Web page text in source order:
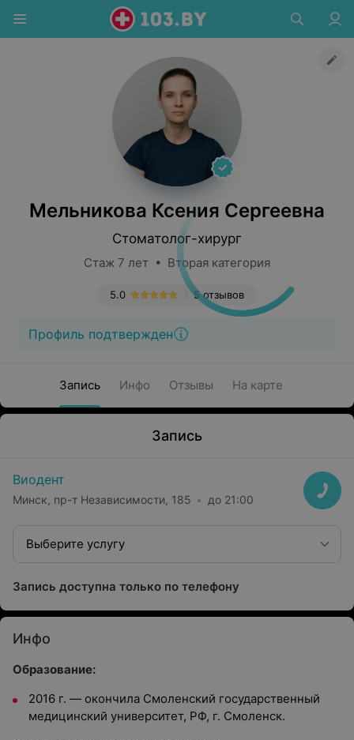
Мельникова Ксения Сергеевна
Стоматолог-хирург
Стаж 7 лет • Вторая категория
5 отзывов
5.0
Профиль подтвержден
Запись Инфо Отзывы На карте
Запись
Виодент
Минск, пр-т Независимости, 185 до 21:00
Выберите услугу
Запись доступна только по телефону
Инфо
Образование:
2016 г. — окончила Смоленский государственный
медицинский университет, РФ, г. Смоленск.